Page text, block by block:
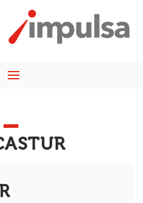
Menu